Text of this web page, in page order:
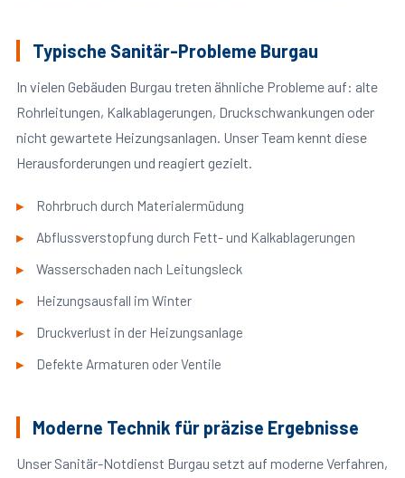
Typische Sanitär-Probleme Burgau
In vielen Gebäuden Burgau treten ähnliche Probleme auf: alte
Rohrleitungen, Kalkablagerungen, Druckschwankungen oder
nicht gewartete Heizungsanlagen. Unser Team kennt diese
Herausforderungen und reagiert gezielt.
Rohrbruch durch Materialermüdung
Abflussverstopfung durch Fett- und Kalkablagerungen
Wasserschaden nach Leitungsleck
Heizungsausfall im Winter
Druckverlust in der Heizungsanlage
Defekte Armaturen oder Ventile
Moderne Technik für präzise Ergebnisse
Unser Sanitär-Notdienst Burgau setzt auf moderne Verfahren,